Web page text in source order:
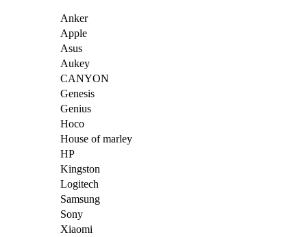
Anker
Apple
Asus
Aukey
CANYON
Genesis
Genius
Hoco
House of marley
HP
Kingston
Logitech
Samsung
Sony
Xiaomi